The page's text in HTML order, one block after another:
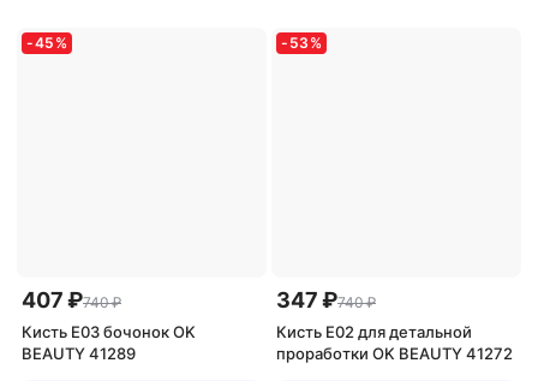
-45 %
407 ₽740 ₽
Кисть Е03 бочонок OK
BEAUTY 41289
- 53 %
347 ₽740 ₽
Кисть Е02 для детальной
проработки OK BEAUTY 41272